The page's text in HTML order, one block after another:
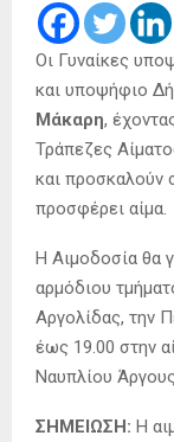
Οι Γυναίκες
και υποψήφιο
Μάκαρη,
Τράπεζες
και προσκαλούν
προσφέρει αίμα.
Η Αιμοδοσία θα
αρμόδιου
Αργολίδας, την
έως 19.00 στην
Ναυπλίου
ΣΗΜΕΙΩΣΗ: Η